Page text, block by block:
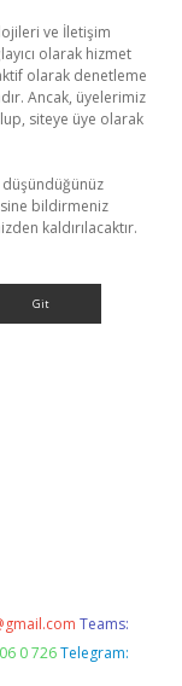
ve İletişim
olarak hizmet
olarak denetleme
Ancak, üyelerimiz
siteye üye olarak
düşündüğünüz
bildirmeniz
kaldırılacaktır.
Teams:
0 726 Telegram: